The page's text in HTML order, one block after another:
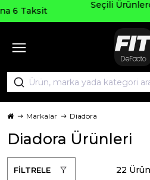
Seçili Ürünlerde ₺2000
Markalar Diadora
Diadora Ürünleri
FİLTRELE 22 Ürün